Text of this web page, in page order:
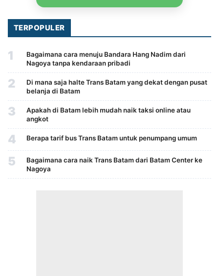
TERPOPULER
1
Bagaimana cara menuju Bandara Hang Nadim dari
Nagoya tanpa kendaraan pribadi
2
Di mana saja halte Trans Batam yang dekat dengan pusat
belanja di Batam
3
Apakah di Batam lebih mudah naik taksi online atau
angkot
4 Berapa tarif bus Trans Batam untuk penumpang umum
5
Bagaimana cara naik Trans Batam dari Batam Center ke
Nagoya